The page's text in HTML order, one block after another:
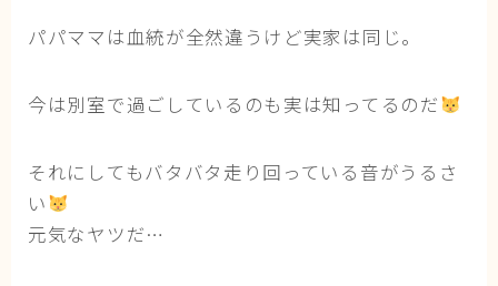
基本ガイド（ねこの飼い方、しつけ、食事）
行動と心理（ねこの習性、気持ちの読み方）
策）
ブログ
パパママは血統が全然違うけど実家は同じ。
今は別室で過ごしているのも実は知ってるのだ
それにしてもバタバタ走り回っている音がうるさ
い
元気なヤツだ…